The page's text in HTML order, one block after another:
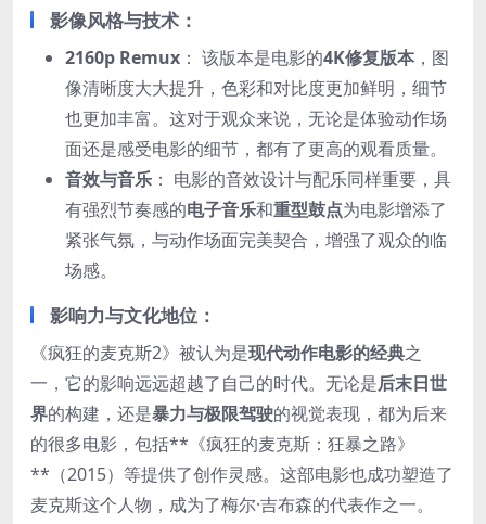
影像风格与技术：
2160p Remux ： 该版本是电影的4K修复版本，图
像清晰度大大提升，色彩和对比度更加鲜明，细节
也更加丰富。这对于观众来说，无论是体验动作场
面还是感受电影的细节，都有了更高的观看质量。
音效与音乐 ： 电影的音效设计与配乐同样重要，具
有强烈节奏感的电子音乐和重型鼓点为电影增添了
紧张气氛，与动作场面完美契合，增强了观众的临
场感。
影响力与文化地位：
《疯狂的麦克斯2》被认为是现代动作电影的经典之
一，它的影响远远超越了自己的时代。无论是后末日世
界的构建，还是暴力与极限驾驶的视觉表现，都为后来
的很多电影，包括**《疯狂的麦克斯：狂暴之路》
**（2015）等提供了创作灵感。这部电影也成功塑造了
麦克斯这个人物，成为了梅尔·吉布森的代表作之一。